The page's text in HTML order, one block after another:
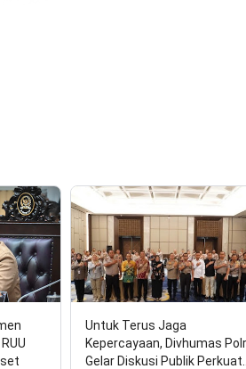
Untuk Terus Jaga
Kepercayaan, Divhumas
Gelar Diskusi Publik Perkuat…